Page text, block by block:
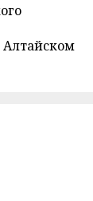
Алтайском